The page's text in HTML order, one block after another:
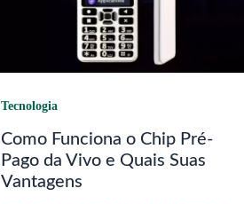
Tecnologia
Como Funciona o Chip Pré-
Pago da Vivo e Quais Suas
Vantagens